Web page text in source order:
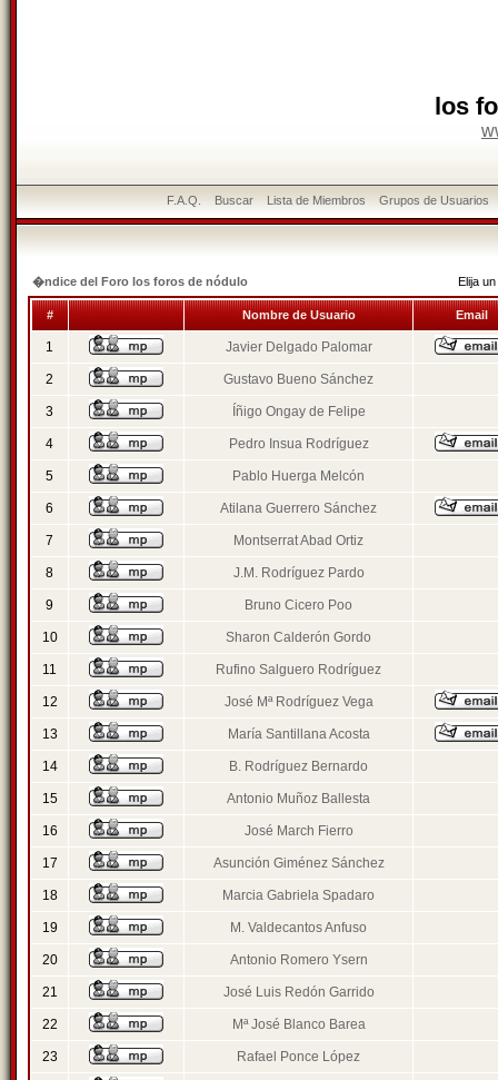
los
F.A.Q. Buscar Lista de Miembros Grupos de Usuarios
�ndice del Foro los foros de nódulo Elija
# Nombre de Usuario Email
1 Javier Delgado Palomar
2 Gustavo Bueno Sánchez
3 Íñigo Ongay de Felipe
4 Pedro Insua Rodríguez
5 Pablo Huerga Melcón
6 Atilana Guerrero Sánchez
7 Montserrat Abad Ortiz
8 J.M. Rodríguez Pardo
9 Bruno Cicero Poo
10 Sharon Calderón Gordo
11 Rufino Salguero Rodríguez
12 José Mª Rodríguez Vega
13 María Santillana Acosta
14 B. Rodríguez Bernardo
15 Antonio Muñoz Ballesta
16 José March Fierro
17 Asunción Giménez Sánchez
18 Marcia Gabriela Spadaro
19 M. Valdecantos Anfuso
20 Antonio Romero Ysern
21 José Luis Redón Garrido
22 Mª José Blanco Barea
23 Rafael Ponce López